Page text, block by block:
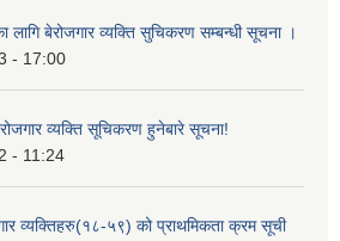
बेरोजगार व्यक्ति सुचिकरण सम्बन्धी सूचना ।
- 17:00
व्यक्ति सूचिकरण हुनेबारे सूचना!
- 11:24
व्यक्तिहरु(१८-५९) को प्राथमिकता क्रम सूची